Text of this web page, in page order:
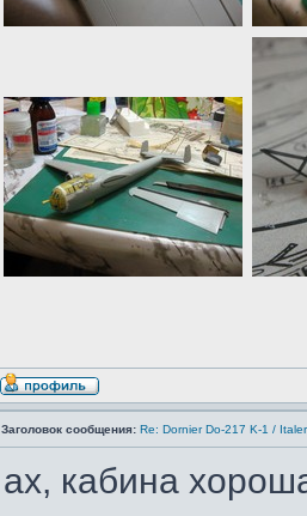
Заголовок сообщения: Re: Dornier Do-217 K-1 /
ах, кабина